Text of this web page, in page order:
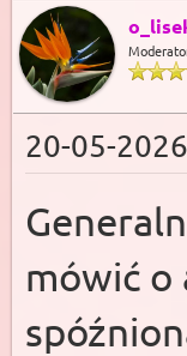
20-05-
mówić o